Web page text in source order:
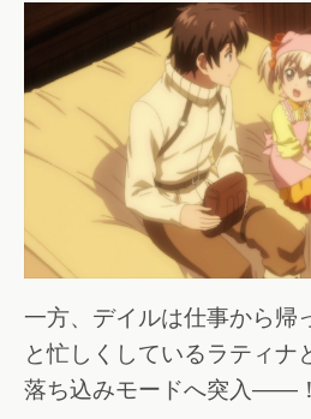
一方、デイルは仕事から帰
と忙しくしているラティナ
落ち込みモードへ突入――